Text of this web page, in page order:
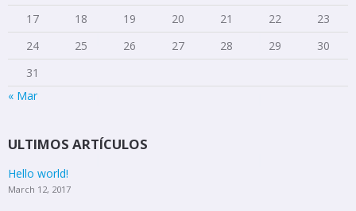
17
18 19 20 21 22
23
24
25 26 27 28 29
30
31
« Mar
ULTIMOS ARTÍCULOS
Hello world!
March 12, 2017